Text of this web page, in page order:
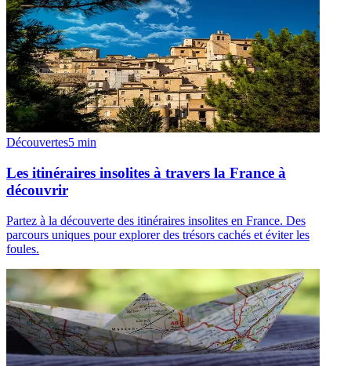
Découvertes5 min
Les itinéraires insolites à travers la France à
découvrir
Partez à la découverte des itinéraires insolites en France. Des
parcours uniques pour explorer des trésors cachés et éviter les
foules.